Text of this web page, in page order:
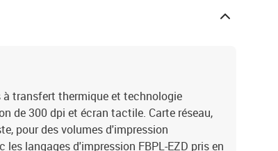
transfert thermique et technologie
de 300 dpi et écran tactile. Carte réseau,
pour des volumes d'impression
les langages d'impression FBPL-EZD pris en